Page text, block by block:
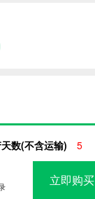
数(不含运输) 5
立即购买